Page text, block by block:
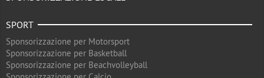
SPORT
Sponsorizzazione per Motorsport
Sponsorizzazione per Basketball
Sponsorizzazione per Beachvolleyball